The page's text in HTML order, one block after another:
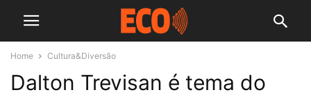
Home Cultura&Diversão
Dalton Trevisan é tema do